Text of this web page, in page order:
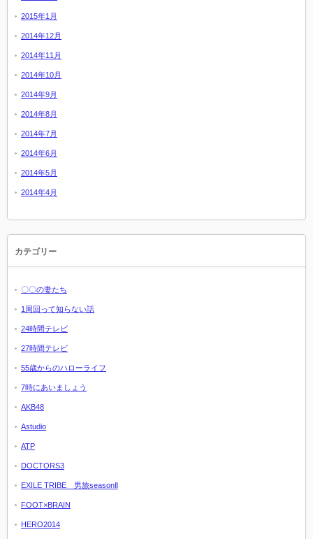
2015年1月
2014年12月
2014年11月
2014年10月
2014年9月
2014年8月
2014年7月
2014年6月
2014年5月
2014年4月
カテゴリー
〇〇の妻たち
1周回って知らない話
24時間テレビ
27時間テレビ
55歳からのハローライフ
7時にあいましょう
AKB48
Astudio
ATP
DOCTORS3
EXILE TRIBE 男旅seasonⅡ
FOOT×BRAIN
HERO2014